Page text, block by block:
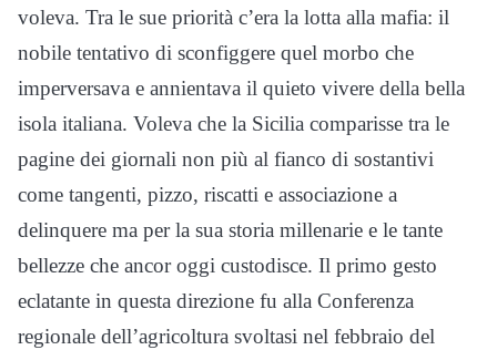
voleva. Tra le sue priorità c’era la lotta alla mafia: il
nobile tentativo di sconfiggere quel morbo che
imperversava e annientava il quieto vivere della bella
isola italiana. Voleva che la Sicilia comparisse tra le
pagine dei giornali non più al fianco di sostantivi
come tangenti, pizzo, riscatti e associazione a
delinquere ma per la sua storia millenarie e le tante
bellezze che ancor oggi custodisce. Il primo gesto
eclatante in questa direzione fu alla Conferenza
regionale dell’agricoltura svoltasi nel febbraio del